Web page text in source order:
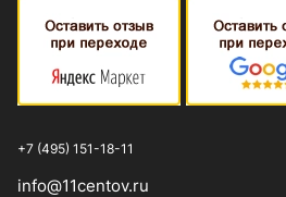
+7 (495) 151-18-11
info@11centov.ru